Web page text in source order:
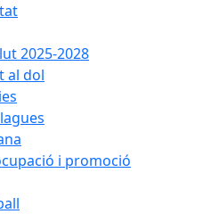
2025-2028
al dol
i promoció